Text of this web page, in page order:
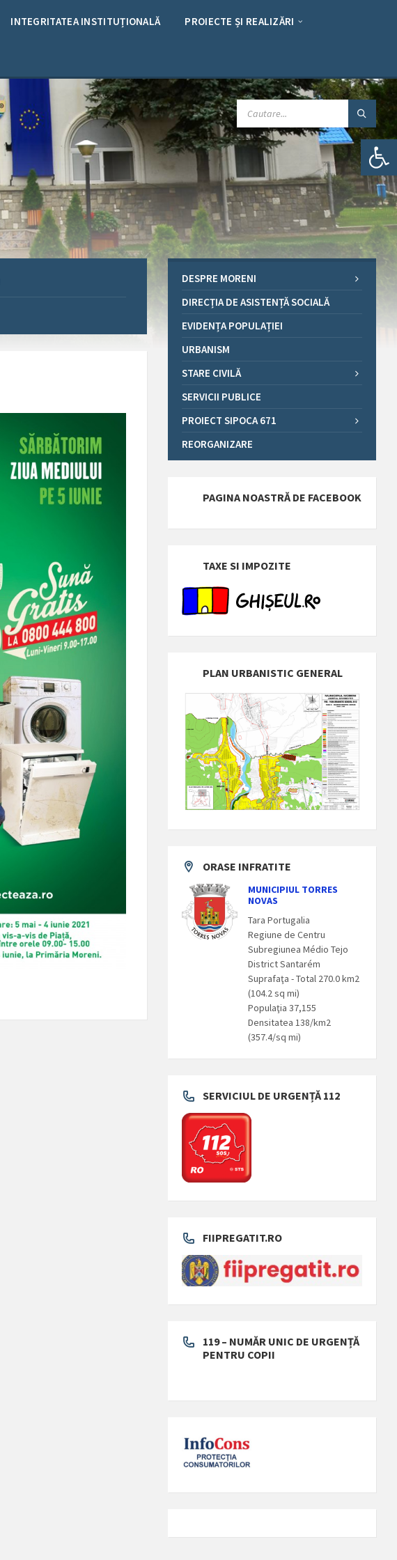
Deschide bara de unelte
INTEGRITATEA INSTITUȚIONALĂ PROIECTE ȘI REALIZĂRI
CAUTARE:
DESPRE MORENI
DIRECȚIA DE ASISTENȚĂ SOCIALĂ
EVIDENȚA POPULAȚIEI
URBANISM
STARE CIVILĂ
SERVICII PUBLICE
PROIECT SIPOCA 671
REORGANIZARE
PAGINA NOASTRĂ DE FACEBOOK
TAXE SI IMPOZITE
PLAN URBANISTIC GENERAL
ORASE INFRATITE
MUNICIPIUL TORRES
NOVAS
Tara Portugalia
Regiune de Centru
Subregiunea Médio Tejo
District Santarém
Suprafaţa - Total 270.0 km2
(104.2 sq mi)
Populaţia 37,155
Densitatea 138/km2
(357.4/sq mi)
SERVICIUL DE URGENȚĂ 112
FIIPREGATIT.RO
119 – NUMĂR UNIC DE URGENȚĂ
PENTRU COPII